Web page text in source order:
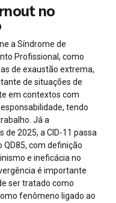
no
a Síndrome de
Profissional, como
de exaustão extrema,
de situações de
em contextos com
tendo
Já a
de 2025, a CID-11 passa
QD85, com definição
e ineficácia no
é importante
ser tratado como
fenômeno ligado ao